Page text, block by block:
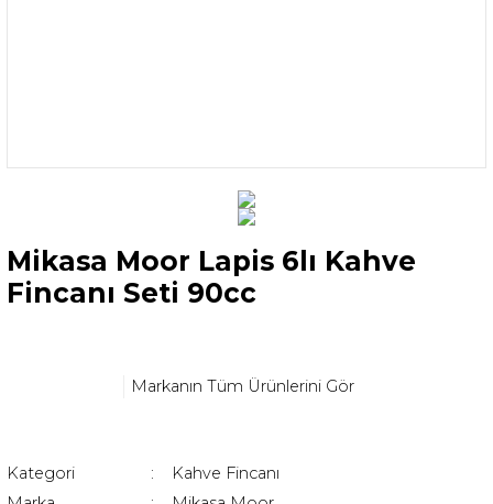
Mikasa Moor Lapis 6lı Kahve
Fincanı Seti 90cc
Markanın Tüm Ürünlerini Gör
Kategori
Kahve Fincanı